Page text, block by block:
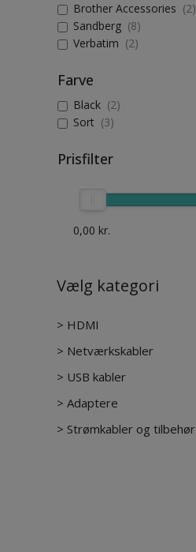
Brother Accessories (2)
Sandberg (8)
Verbatim (2)
Farve
Black (2)
Sort (3)
Prisfilter
0,00 kr.
Vælg kategori
> HDMI
> Netværkskabler
> USB kabler
> Adaptere
> Strømkabler og tilbehør